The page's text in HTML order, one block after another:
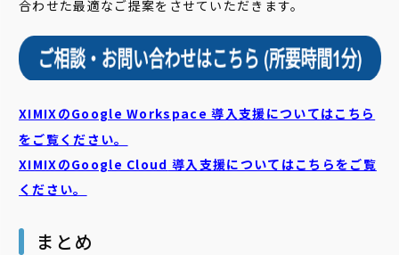
合わせた最適なご提案をさせていただきます。
XIMIXのGoogle Workspace 導入支援についてはこちら
をご覧ください。
XIMIXのGoogle Cloud 導入支援についてはこちらをご覧
ください。
まとめ